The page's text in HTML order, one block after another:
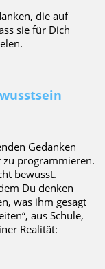
die auf
sie für Dich
Gedanken
programmieren.
bewusst.
Du denken
was ihm gesagt
aus Schule,
Realität: